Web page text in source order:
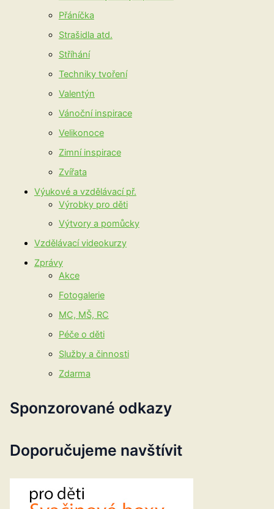
Přáníčka
Strašidla atd.
Stříhání
Techniky tvoření
Valentýn
Vánoční inspirace
Velikonoce
Zimní inspirace
Zvířata
Výukové a vzdělávací př.
Výrobky pro děti
Výtvory a pomůcky
Vzdělávací videokurzy
Zprávy
Akce
Fotogalerie
MC, MŠ, RC
Péče o děti
Služby a činnosti
Zdarma
Sponzorované odkazy
Doporučujeme navštívit